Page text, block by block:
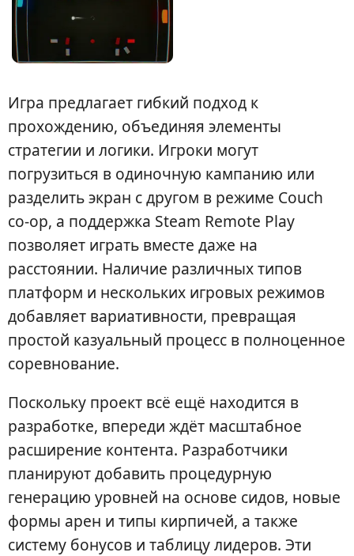
Игра предлагает гибкий подход к
прохождению, объединяя элементы
стратегии и логики. Игроки могут
погрузиться в одиночную кампанию или
разделить экран с другом в режиме Couch
co-op, а поддержка Steam Remote Play
позволяет играть вместе даже на
расстоянии. Наличие различных типов
платформ и нескольких игровых режимов
добавляет вариативности, превращая
простой казуальный процесс в полноценное
соревнование.
Поскольку проект всё ещё находится в
разработке, впереди ждёт масштабное
расширение контента. Разработчики
планируют добавить процедурную
генерацию уровней на основе сидов, новые
формы арен и типы кирпичей, а также
систему бонусов и таблицу лидеров. Эти